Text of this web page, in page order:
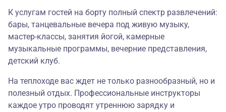
К услугам гостей на борту полный спектр развлечений:
бары, танцевальные вечера под живую музыку,
мастер-классы, занятия йогой, камерные
музыкальные программы, вечерние представления,
детский клуб.
На теплоходе вас ждет не только разнообразный, но и
полезный отдых. Профессиональные инструкторы
каждое утро проводят утреннюю зарядку и